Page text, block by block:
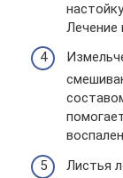
Лечение
Листья